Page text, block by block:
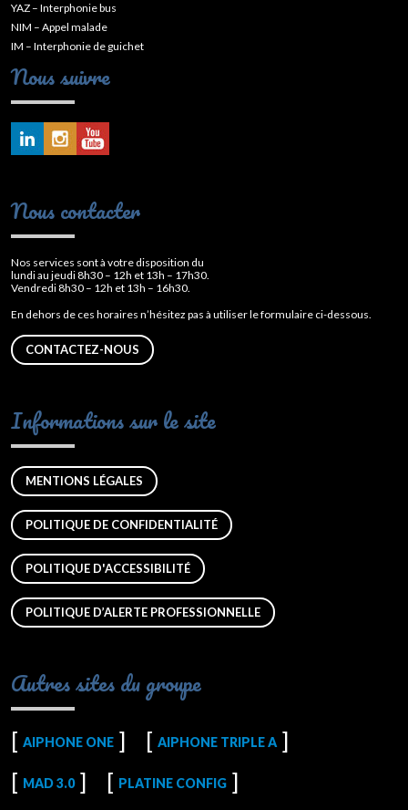
YAZ – Interphonie bus
NIM – Appel malade
IM – Interphonie de guichet
Nous suivre
Nous contacter
Nos services sont à votre disposition du
lundi au jeudi 8h30 – 12h et 13h – 17h30.
Vendredi 8h30 – 12h et 13h – 16h30.
En dehors de ces horaires n’hésitez pas à utiliser le formulaire ci-dessous.
CONTACTEZ-NOUS
Informations sur le site
MENTIONS LÉGALES
POLITIQUE DE CONFIDENTIALITÉ
POLITIQUE D'ACCESSIBILITÉ
POLITIQUE D’ALERTE PROFESSIONNELLE
Autres sites du groupe
AIPHONE ONE AIPHONE TRIPLE A
MAD 3.0 PLATINE CONFIG